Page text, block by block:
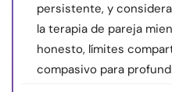
persistente, y
la terapia de pareja
honesto, límites
compasivo para